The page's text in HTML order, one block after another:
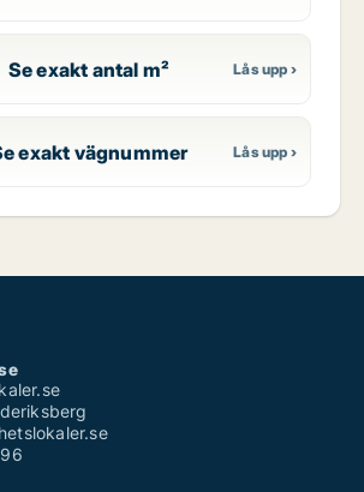
Se exakt antal m²
exakt vägnummer